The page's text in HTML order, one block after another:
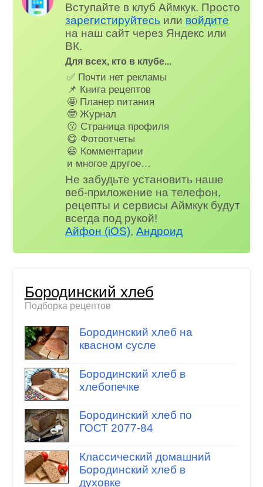
Вступайте в клуб Аймкук. Просто
зарегистируйтесь или войдите
на наш сайт через Яндекс или
ВК.
Для всех, кто в клубе...
✅ Почти нет рекламы
📌 Книга рецептов
🤩 Планер питания
🤓 Журнал
😗 Страница профиля
😋 Фотоотчеты
😃 Комментарии
и многое другое…
Не забудьте установить наше
веб-приложение на телефон,
рецепты и сервисы Аймкук будут
всегда под рукой!
Айфон (iOS),Андроид
Бородинский хлеб
Подборка рецептов
Бородинский хлеб на
квасном сусле
Бородинский хлеб в
хлебопечке
Бородинский хлеб по
ГОСТ 2077-84
Классический домашний
Бородинский хлеб в
духовке